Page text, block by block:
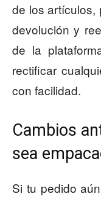
de los artículos,
devolución y
de la
rectificar
con facilidad.
Cambios
sea
Si tu pedido